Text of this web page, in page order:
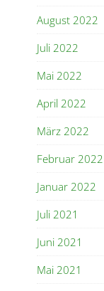
August 2022
Juli 2022
Mai 2022
April 2022
März 2022
Februar 2022
Januar 2022
Juli 2021
Juni 2021
Mai 2021